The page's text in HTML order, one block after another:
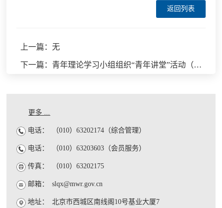
返回列表
上一篇：无
下一篇：青年理论学习小组组织“青年讲堂”活动（四）
更多 ...
电话： （010）63202174（综合管理）
电话： （010）63203603（会员服务）
传真： （010）63202175
邮箱： slqx@mwr.gov.cn
地址： 北京市西城区南线阁10号基业大厦7